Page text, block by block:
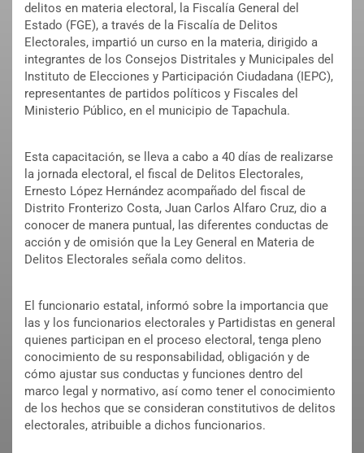
delitos en materia electoral, la Fiscalía General del
Estado (FGE), a través de la Fiscalía de Delitos
Electorales, impartió un curso en la materia, dirigido a
integrantes de los Consejos Distritales y Municipales del
Instituto de Elecciones y Participación Ciudadana (IEPC),
representantes de partidos políticos y Fiscales del
Ministerio Público, en el municipio de Tapachula.
Esta capacitación, se lleva a cabo a 40 días de realizarse
la jornada electoral, el fiscal de Delitos Electorales,
Ernesto López Hernández acompañado del fiscal de
Distrito Fronterizo Costa, Juan Carlos Alfaro Cruz, dio a
conocer de manera puntual, las diferentes conductas de
acción y de omisión que la Ley General en Materia de
Delitos Electorales señala como delitos.
El funcionario estatal, informó sobre la importancia que
las y los funcionarios electorales y Partidistas en general
quienes participan en el proceso electoral, tenga pleno
conocimiento de su responsabilidad, obligación y de
cómo ajustar sus conductas y funciones dentro del
marco legal y normativo, así como tener el conocimiento
de los hechos que se consideran constitutivos de delitos
electorales, atribuible a dichos funcionarios.